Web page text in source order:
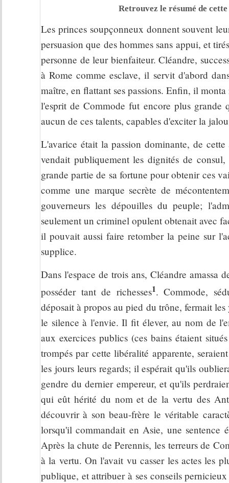
Retrouvez le résumé de
Les princes soupçonneux donnent souvent
persuasion que des hommes sans appui, et
personne de leur bienfaiteur. Cléandre,
à Rome comme esclave, il servit d'abord
maître, en flattant ses passions. Enfin, il
l'esprit de Commode fut encore plus grande
aucun de ces talents, capables d'exciter la
L'avarice était la passion dominante, de
vendait publiquement les dignités de
grande partie de sa fortune pour obtenir ces
comme une marque secrète de
gouverneurs les dépouilles du peuple;
seulement un criminel opulent obtenait avec
il pouvait aussi faire retomber la peine sur
supplice.
Dans l'espace de trois ans, Cléandre amassa
posséder tant de richesses1. Commode,
déposait à propos au pied du trône, fermait
le silence à l'envie. Il fit élever, au nom de
aux exercices publics (ces bains étaient
trompés par cette libéralité apparente,
les jours leurs regards; il espérait qu'ils
gendre du dernier empereur, et qu'ils
qui eût hérité du nom et de la vertu des
découvrir à son beau-frère le véritable
lorsqu'il commandait en Asie, une sentence
Après la chute de Perennis, les terreurs de
à la vertu. On l'avait vu casser les actes les
publique, et attribuer à ses conseils